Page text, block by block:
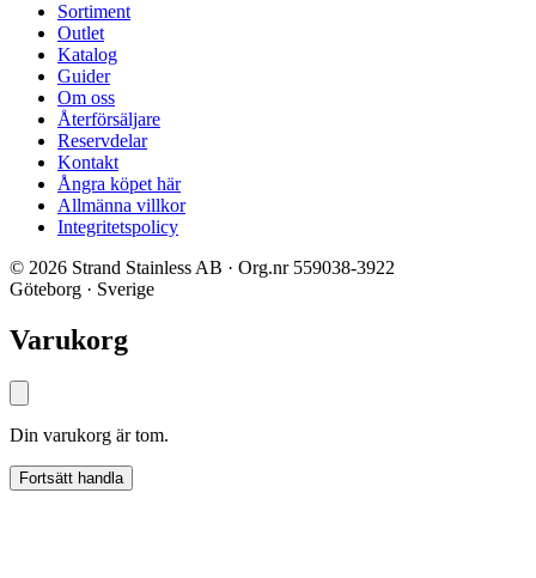
Sortiment
Outlet
Katalog
Guider
Om oss
Återförsäljare
Reservdelar
Kontakt
Ångra köpet här
Allmänna villkor
Integritetspolicy
© 2026 Strand Stainless AB · Org.nr 559038-3922
Göteborg · Sverige
Varukorg
Din varukorg är tom.
Fortsätt handla